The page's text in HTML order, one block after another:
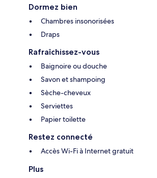
Dormez bien
Chambres insonorisées
Draps
Rafraîchissez-vous
Baignoire ou douche
Savon et shampoing
Sèche-cheveux
Serviettes
Papier toilette
Restez connecté
Accès Wi-Fi à Internet gratuit
Plus